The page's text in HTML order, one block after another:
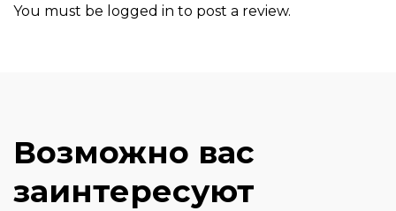
You must be logged in to post a review.
Возможно вас
заинтересуют